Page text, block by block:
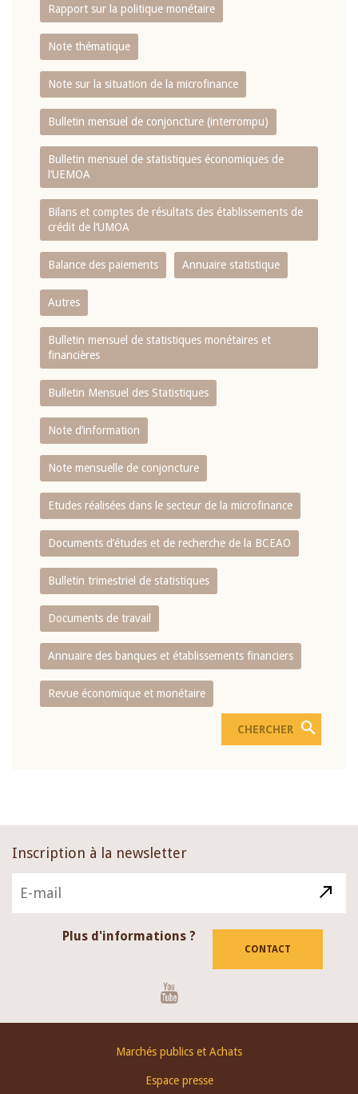
Rapport sur la politique monétaire
Note thématique
Note sur la situation de la microfinance
Bulletin mensuel de conjoncture (interrompu)
Bulletin mensuel de statistiques économiques de
l‘UEMOA
Bilans et comptes de résultats des établissements de
crédit de l‘UMOA
Balance des paiements Annuaire statistique
Autres
Bulletin mensuel de statistiques monétaires et
financières
Bulletin Mensuel des Statistiques
Note d’information
Note mensuelle de conjoncture
Etudes réalisées dans le secteur de la microfinance
Documents d’études et de recherche de la BCEAO
Bulletin trimestriel de statistiques
Documents de travail
Annuaire des banques et établissements financiers
Revue économique et monétaire
Inscription à la newsletter
Plus d'informations ?
CONTACT
Marchés publics et Achats
Espace presse